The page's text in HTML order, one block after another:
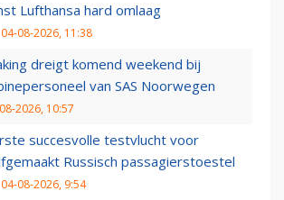
Lufthansa hard omlaag
04-08-2026, 11:38
dreigt komend weekend bij
van SAS Noorwegen
2026, 10:57
succesvolle testvlucht voor
Russisch passagierstoestel
04-08-2026, 9:54